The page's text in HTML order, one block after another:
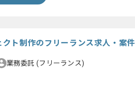
ト制作のフリーランス求人・案件
業務委託(フリーランス)